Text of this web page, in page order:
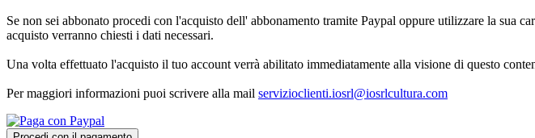
Se non sei abbonato procedi con l'acquisto dell' abbonamento tramite Paypal oppure utilizzare la sua
acquisto verranno chiesti i dati necessari.
Una volta effettuato l'acquisto il tuo account verrà abilitato immediatamente alla visione di questo
Per maggiori informazioni puoi scrivere alla mail servizioclienti.iosrl@iosrlcultura.com